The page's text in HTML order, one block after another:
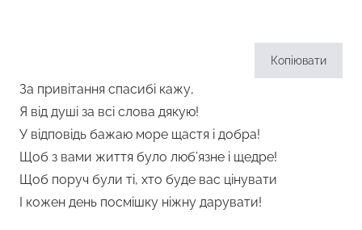
Копіювати
За привітання спасибі кажу,
Я від душі за всі слова дякую!
У відповідь бажаю море щастя і добра!
Щоб з вами життя було люб’язне і щедре!
Щоб поруч були ті, хто буде вас цінувати
І кожен день посмішку ніжну дарувати!